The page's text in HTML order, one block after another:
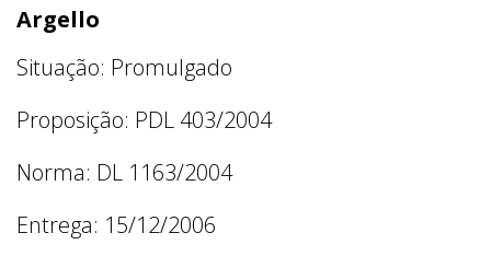
Argello
Situação: Promulgado
Proposição: PDL 403/2004
Norma: DL 1163/2004
Entrega: 15/12/2006